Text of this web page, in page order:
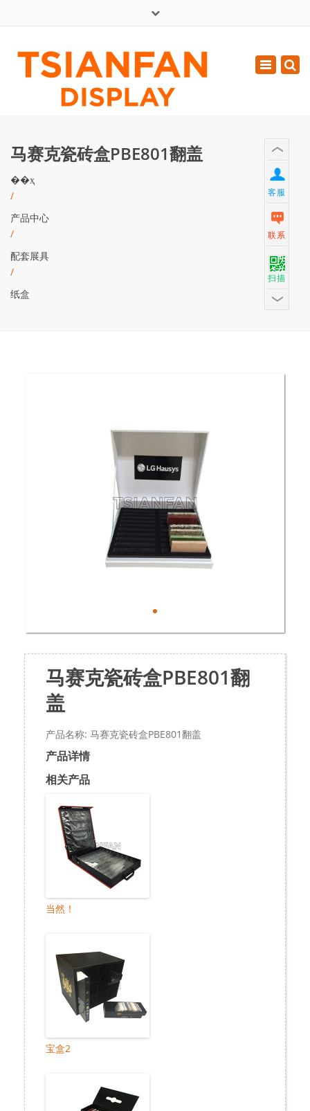
周一 - 周六: 7:00 - 17:00
0086-13365904989
Toggle
马赛克瓷砖盒PBE801翻盖
��ҳ
/
产品中心
/
配套展具
/
纸盒
马赛克瓷砖盒PBE801翻
盖
产品名称: 马赛克瓷砖盒PBE801翻盖
产品详情
相关产品
当然！
宝盒2
客服
联系
扫描